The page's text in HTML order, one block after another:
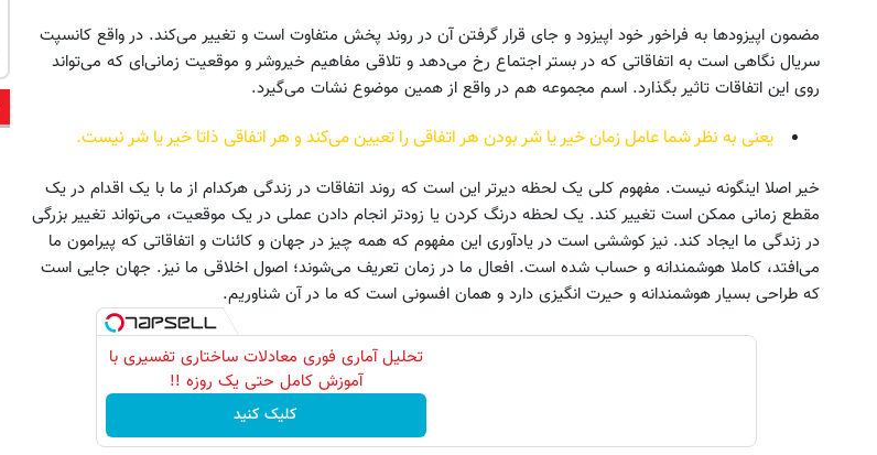
مضمون اپیزودها به فراخور خود اپیزود و جای قرار گرفتن آن در روند پخش متفاوت است و تغییر می‌کند. در واقع کانسپت
سریال نگاهی است به اتفاقاتی که در بستر اجتماع رخ می‌دهد و تلاقی مفاهیم خیروشر و موقعیت زمانی‌ای که می‌تواند
روی این اتفاقات تاثیر بگذارد. اسم مجموعه هم در واقع از همین موضوع نشات می‌گیرد.
یعنی به نظر شما عامل زمان خیر یا شر بودن هر اتفاقی را تعیین می‌کند و هر اتفاقی ذاتا خیر یا شر نیست.
خیر اصلا اینگونه نیست. مفهوم کلی یک لحظه دیرتر این است که روند اتفاقات در زندگی هرکدام از ما با یک اقدام در یک
مقطع زمانی ممکن است تغییر کند. یک لحظه درنگ کردن یا زودتر انجام دادن عملی در یک موقعیت، می‌تواند تغییر بزرگی
در زندگی ما ایجاد کند. نیز کوششی است در یادآوری این مفهوم که همه چیز در جهان و کائنات و اتفاقاتی که پیرامون ما
می‌افتد، کاملا هوشمندانه و حساب شده است. افعال ما در زمان تعریف می‌شوند؛ اصول اخلاقی ما نیز. جهان جایی است
که طراحی بسیار هوشمندانه و حیرت انگیزی دارد و همان افسونی است که ما در آن شناوریم.
تحلیل آماری فوری معادلات ساختاری تفسیری با
آموزش کامل حتی یک روزه !!
کلیک کنید